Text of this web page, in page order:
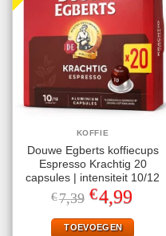
KOFFIE
Douwe Egberts koffiecups
Espresso Krachtig 20
capsules | intensiteit 10/12
€7,39 Oorspronkelijke
prijs
was:
€7,39.
€4,99
is:
€4,99.
TOEVOEGEN